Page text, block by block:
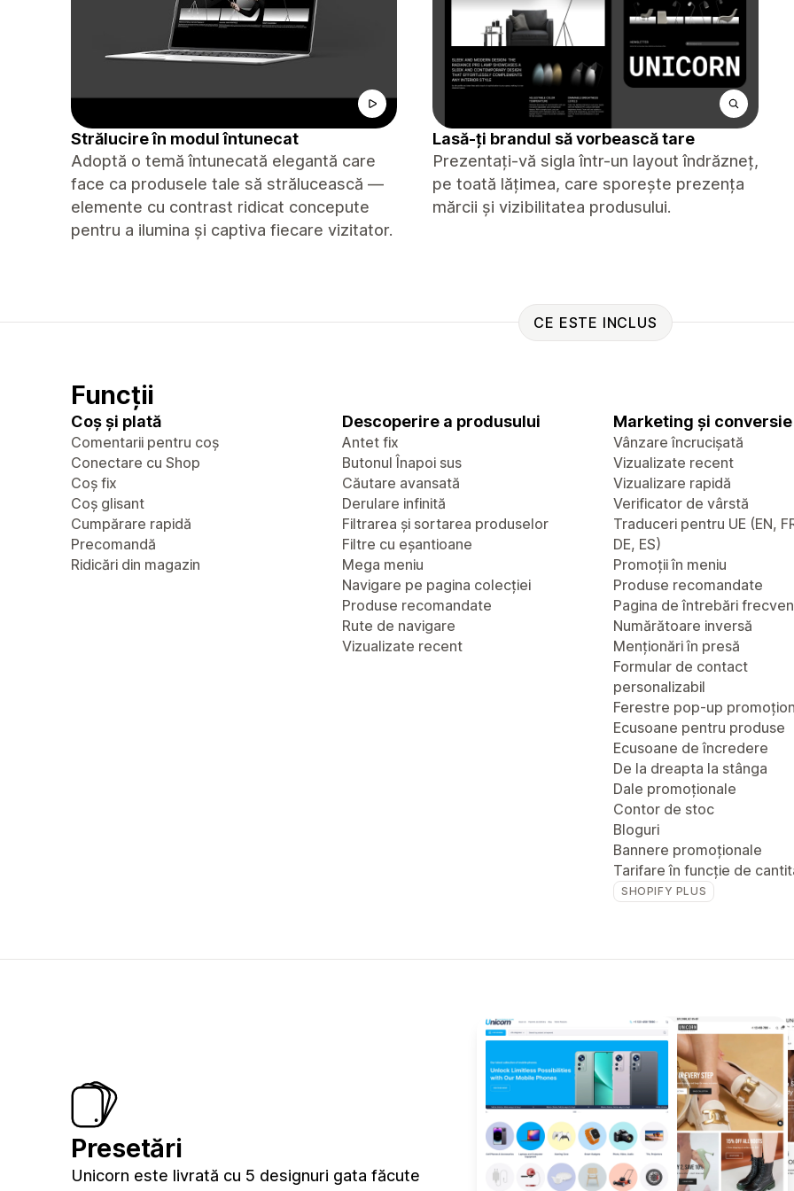
Strălucire în modul întunecat
Adoptă o temă întunecată elegantă care
face ca produsele tale să strălucească —
elemente cu contrast ridicat concepute
pentru a ilumina și captiva fiecare vizitator.
Lasă-ți brandul să vorbească tare
Prezentați-vă sigla într-un layout îndrăzneț,
pe toată lățimea, care sporește prezența
mărcii și vizibilitatea produsului.
CE ESTE INCLUS
Funcții
Coș și plată
Comentarii pentru coș
Conectare cu Shop
Coș fix
Coș glisant
Cumpărare rapidă
Precomandă
Ridicări din magazin
Descoperire a produsului
Antet fix
Butonul Înapoi sus
Căutare avansată
Derulare infinită
Filtrarea și sortarea produselor
Filtre cu eșantioane
Mega meniu
Navigare pe pagina colecției
Produse recomandate
Rute de navigare
Vizualizate recent
Marketing și conversie
Vânzare încrucișată
Vizualizate recent
Vizualizare rapidă
Verificator de vârstă
Traduceri pentru UE (EN,
DE, ES)
Promoții în meniu
Produse recomandate
Pagina de întrebări
Numărătoare inversă
Menționări în presă
Formular de contact
personalizabil
Ferestre pop-up
Ecusoane pentru produse
Ecusoane de încredere
De la dreapta la stânga
Dale promoționale
Contor de stoc
Bloguri
Bannere promoționale
Tarifare în funcție de
SHOPIFY PLUS
Presetări
Unicorn este livrată cu 5 designuri gata făcute